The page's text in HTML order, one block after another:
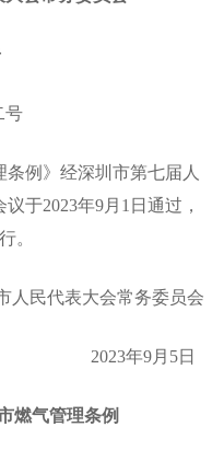
号
例》经深圳市第七届人
于2023年9月1日通过，
。
民代表大会常务委员会
2023年9月5日
气管理条例